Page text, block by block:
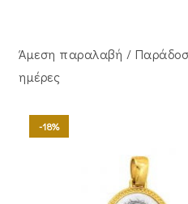
Άμεση παραλαβή /
ημέρες
-18%